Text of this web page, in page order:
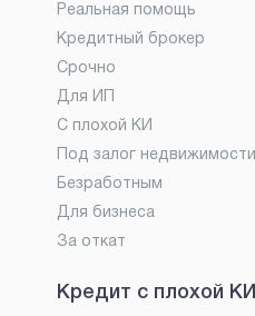
Реальная помощь
Кредитный брокер
Срочно
Для ИП
С плохой КИ
Под залог недвижимости
Безработным
Для бизнеса
За откат
Кредит с плохой КИ